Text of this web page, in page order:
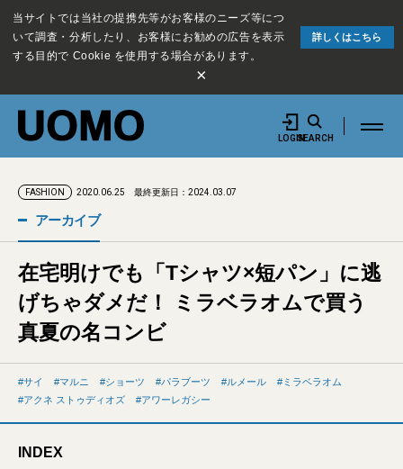
当サイトでは当社の提携先等がお客様のニーズ等につ
いて調査・分析したり、お客様にお勧めの広告を表示
する目的で Cookie を使用する場合があります。
詳しくはこちら
×
LOGINSEARCH
FASHION 2020.06.25 最終更新日：2024.03.07
アーカイブ
在宅明けでも「Tシャツ×短パン」に逃
げちゃダメだ！ ミラベラオムで買う
真夏の名コンビ
サイ マルニ ショーツ パラブーツ ルメール
ミラベラオム
アクネ ストゥディオズ
アワーレガシー
INDEX